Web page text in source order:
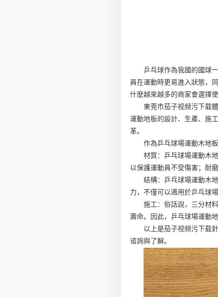
乒乓球作為我國的國球
員在運動時更易進入狀態，
什麽越來越多的商家會選擇
東莞市茄子视频污下载
運動地板的設計、生產、施
革。
作為乒乓球場運動木地
材質：乒乓球場運動木
以保護運動員不受傷害；耐
結構：乒乓球場運動木
力，不僅可以適用於乒乓球
施工：俗話說，三分材
壽命。因此，乒乓球場運動
以上是茄子视频污下载
谘詢與了解。